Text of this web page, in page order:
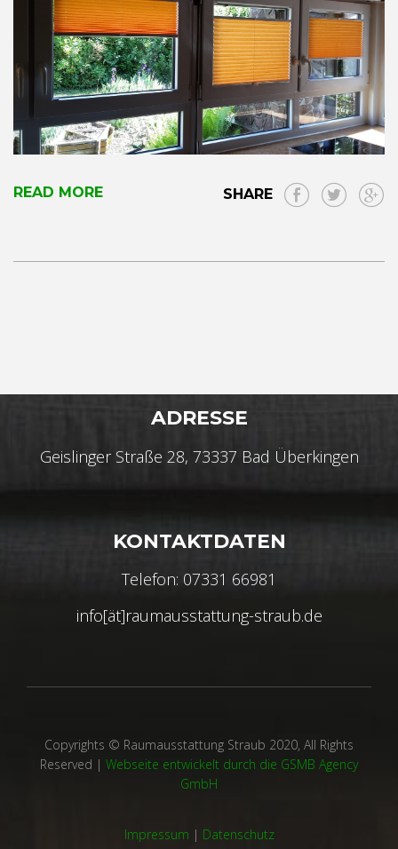
READ MORE SHARE
ADRESSE
Geislinger Straße 28, 73337 Bad Überkingen
KONTAKTDATEN
Telefon: 07331 66981
info[ät]raumausstattung-straub.de
Copyrights © Raumausstattung Straub 2020, All Rights
Reserved | Webseite entwickelt durch die GSMB Agency
GmbH
Impressum | Datenschutz